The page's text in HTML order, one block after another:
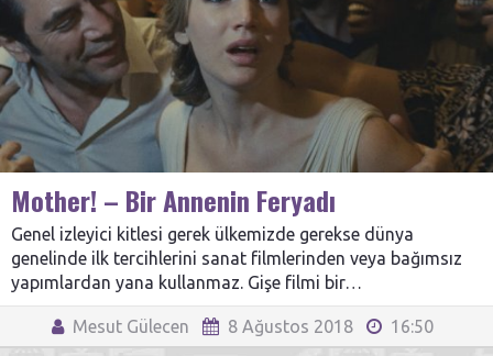
Mother! – Bir Annenin Feryadı
Genel izleyici kitlesi gerek ülkemizde gerekse dünya
genelinde ilk tercihlerini sanat filmlerinden veya bağımsız
yapımlardan yana kullanmaz. Gişe filmi bir…
Mesut Gülecen 8 Ağustos 2018 16:50